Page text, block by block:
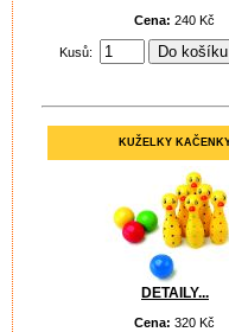
Cena:240 Kč
Kusů:
KUŽELKY
DETAILY...
Cena:320 Kč